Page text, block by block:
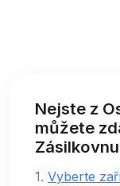
Nejste z
můžete
1. Vyberte